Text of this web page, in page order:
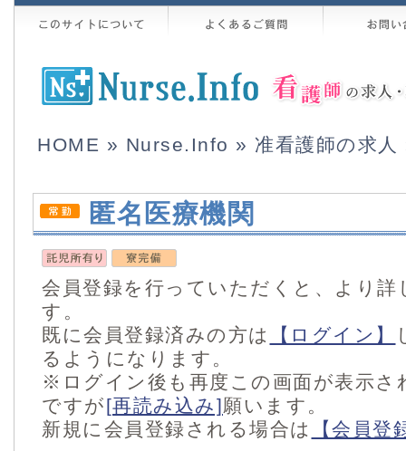
HOME » Nurse.Info » 准看護師の求人
匿名医療機関
会員登録を行っていただくと、より
す。
既に会員登録済みの方は
【ログイン】
るようになります。
※ログイン後も再度この画面が表示さ
ですが[再読み込み]願います。
新規に会員登録される場合は
【会員登